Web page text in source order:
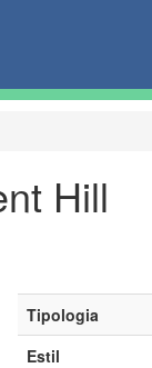
Hill
Tipologia
Estil